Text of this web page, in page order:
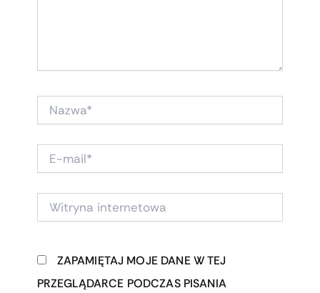
NAZWA*
MAIL*
WITRYNA
INTERNETOWA
ZAPAMIĘTAJ MOJE DANE W TEJ
PRZEGLĄDARCE PODCZAS PISANIA